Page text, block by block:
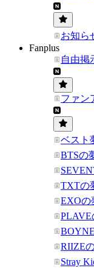
お知ら
Fanplus
自由掲
ファン
ベスト
BTSの
TXTの
EXOの
PLAVE
RIIZE
Stray